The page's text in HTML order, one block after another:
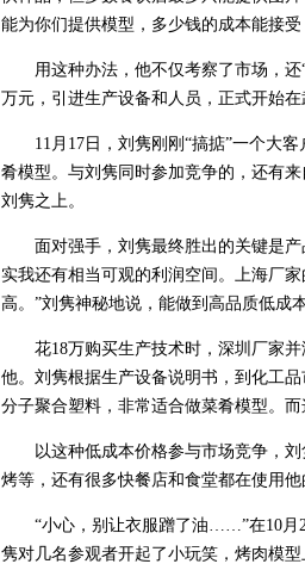
能为你们提供模型，多少钱的成本能接受
用这种办法，他不仅考察了市场，还“
万元，引进生产设备和人员，正式开始
11月17日，刘隽刚刚“搞掂”一个大客
肴模型。与刘隽同时参加竞争的，还有
刘隽之上。
面对强手，刘隽最终胜出的关键是产
实我还有相当可观的利润空间。上海厂
高。”刘隽神秘地说，能做到高品质低成
花18万购买生产技术时，深圳厂家并
他。刘隽根据生产设备说明书，到化工
分子聚合塑料，非常适合做菜肴模型。
以这种低成本价格参与市场竞争，刘
烤等，还有很多快餐店和食堂都在使用
“小心，别让衣服蹭了油……”在10月23
隽对几名参观者开起了小玩笑，烤肉模